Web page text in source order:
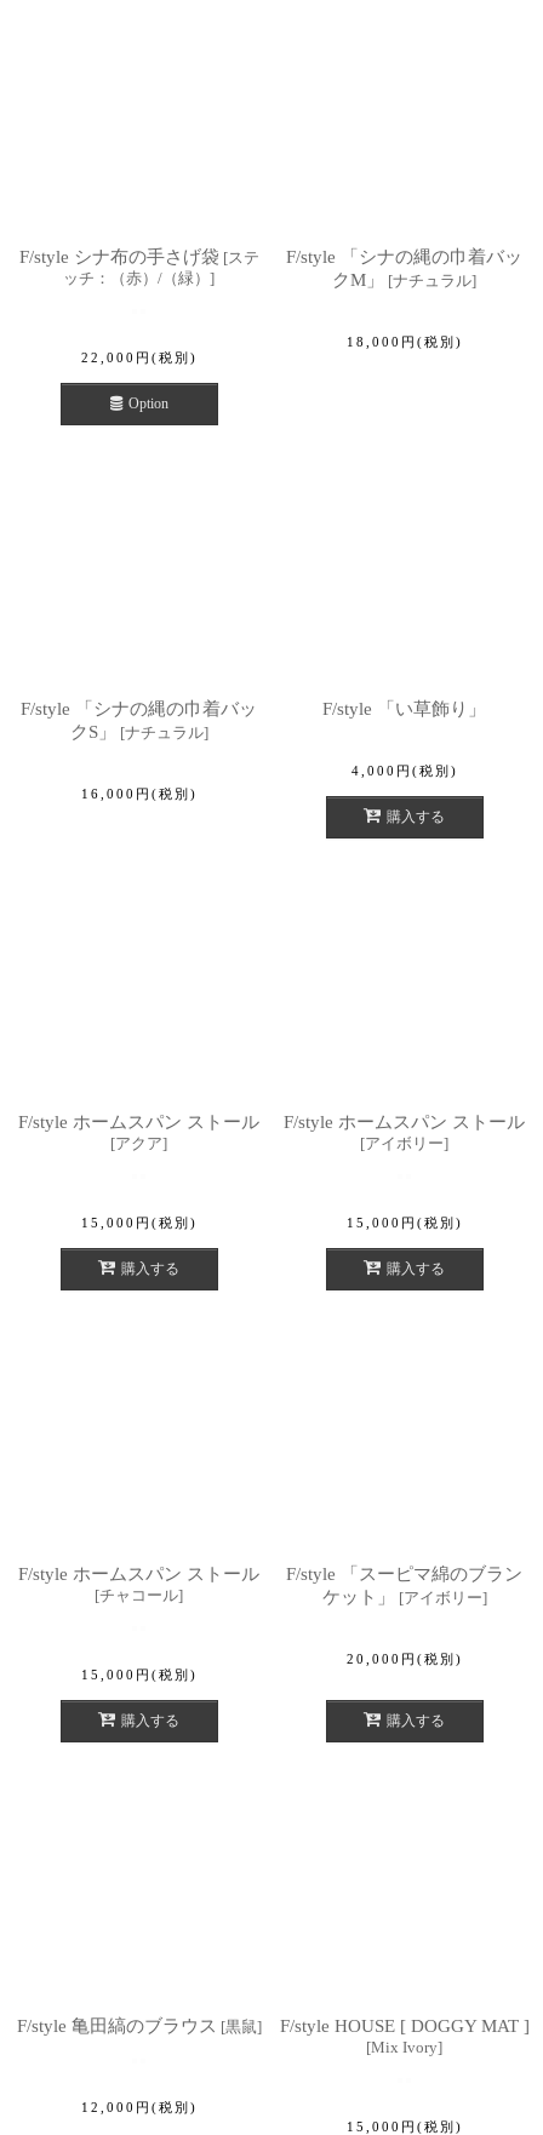
F/style シナ布の手さげ袋 [ステ
ッチ：（赤）/（緑） ]
22,000 円 (税別)
Option
F/style 「シナの縄の巾着バッ
クM」
[ナチュラル]
18,000 円 (税別)
F/style 「シナの縄の巾着バッ
クS」
[ナチュラル]
16,000 円 (税別)
F/style 「い草飾り」
4,000 円 (税別)
購入する
F/style ホームスパン ストール
[アクア]
15,000 円 (税別)
購入する
F/style ホームスパン ストール
[アイボリー]
15,000 円 (税別)
購入する
F/style ホームスパン ストール
[チャコール]
15,000 円 (税別)
購入する
F/style 「スーピマ綿のブラン
ケット」
[アイボリー]
20,000 円 (税別)
購入する
F/style 亀田縞のブラウス [黒鼠]
12,000 円 (税別)
F/style HOUSE [ DOGGY MAT ]
[Mix Ivory]
15,000 円 (税別)